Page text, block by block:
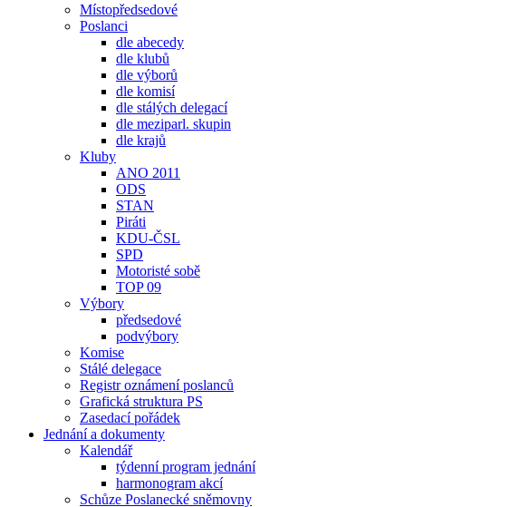
Místopředsedové
Poslanci
dle abecedy
dle klubů
dle výborů
dle komisí
dle stálých delegací
dle meziparl. skupin
dle krajů
Kluby
ANO 2011
ODS
STAN
Piráti
KDU-ČSL
SPD
Motoristé sobě
TOP 09
Výbory
předsedové
podvýbory
Komise
Stálé delegace
Registr oznámení poslanců
Grafická struktura PS
Zasedací pořádek
Jednání a dokumenty
Kalendář
týdenní program jednání
harmonogram akcí
Schůze Poslanecké sněmovny